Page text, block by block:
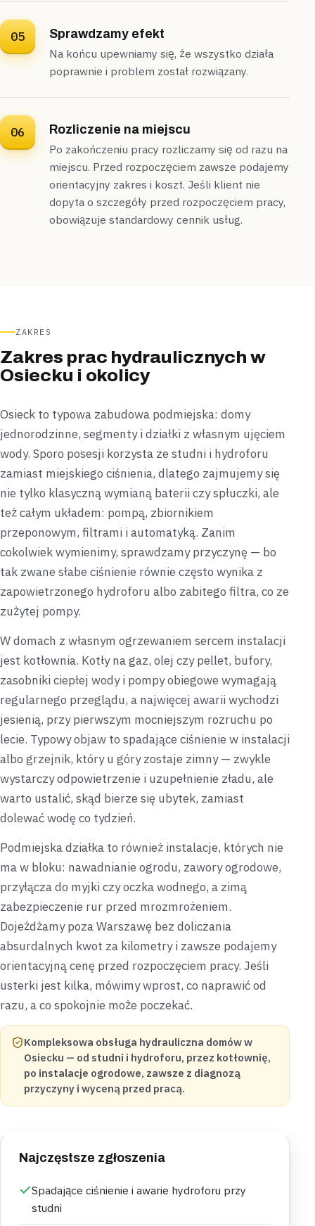
05
Sprawdzamy efekt
Na końcu upewniamy się, że wszystko działa
poprawnie i problem został rozwiązany.
06
Rozliczenie na miejscu
Po zakończeniu pracy rozliczamy się od razu na
miejscu. Przed rozpoczęciem zawsze podajemy
orientacyjny zakres i koszt. Jeśli klient nie
dopyta o szczegóły przed rozpoczęciem pracy,
obowiązuje standardowy cennik usług.
ZAKRES
Zakres prac hydraulicznych w
Osiecku i okolicy
Osieck to typowa zabudowa podmiejska: domy
jednorodzinne, segmenty i działki z własnym ujęciem
wody. Sporo posesji korzysta ze studni i hydroforu
zamiast miejskiego ciśnienia, dlatego zajmujemy się
nie tylko klasyczną wymianą baterii czy spłuczki, ale
też całym układem: pompą, zbiornikiem
przeponowym, filtrami i automatyką. Zanim
cokolwiek wymienimy, sprawdzamy przyczynę — bo
tak zwane słabe ciśnienie równie często wynika z
zapowietrzonego hydroforu albo zabitego filtra, co ze
zużytej pompy.
W domach z własnym ogrzewaniem sercem instalacji
jest kotłownia. Kotły na gaz, olej czy pellet, bufory,
zasobniki ciepłej wody i pompy obiegowe wymagają
regularnego przeglądu, a najwięcej awarii wychodzi
jesienią, przy pierwszym mocniejszym rozruchu po
lecie. Typowy objaw to spadające ciśnienie w instalacji
albo grzejnik, który u góry zostaje zimny — zwykle
wystarczy odpowietrzenie i uzupełnienie zładu, ale
warto ustalić, skąd bierze się ubytek, zamiast
dolewać wodę co tydzień.
Podmiejska działka to również instalacje, których nie
ma w bloku: nawadnianie ogrodu, zawory ogrodowe,
przyłącza do myjki czy oczka wodnego, a zimą
zabezpieczenie rur przed mrozmrożeniem.
Dojeżdżamy poza Warszawę bez doliczania
absurdalnych kwot za kilometry i zawsze podajemy
orientacyjną cenę przed rozpoczęciem pracy. Jeśli
usterki jest kilka, mówimy wprost, co naprawić od
razu, a co spokojnie może poczekać.
Kompleksowa obsługa hydrauliczna domów w
Osiecku — od studni i hydroforu, przez kotłownię,
po instalacje ogrodowe, zawsze z diagnozą
przyczyny i wyceną przed pracą.
Najczęstsze zgłoszenia
Spadające ciśnienie i awarie hydroforu przy
studni